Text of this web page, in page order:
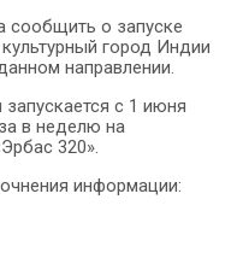
сообщить о запуске
город Индии
направлении.
с 1 июня
в неделю на
320».
информации: